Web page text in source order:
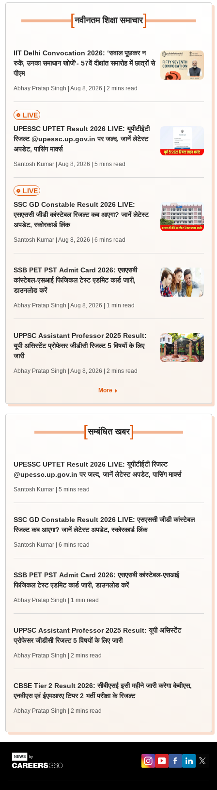
[नवीनतम शिक्षा समाचार]
IIT Delhi Convocation 2026: ‘सवाल पूछकर न
रुकें, उनका समाधान खोजें’- 57वें दीक्षांत समारोह में छात्रों से
पीएम
Abhay Pratap Singh | Aug 8, 2026 | 2 mins read
LIVE
UPESSC UPTET Result 2026 LIVE: यूपीटीईटी
रिजल्ट @upessc.up.gov.in पर जल्द, जानें लेटेस्ट
अपडेट, पासिंग मार्क्स
Santosh Kumar | Aug 8, 2026 | 5 mins read
LIVE
SSC GD Constable Result 2026 LIVE:
एसएससी जीडी कांस्टेबल रिजल्ट कब आएगा? जानें लेटेस्ट
अपडेट, स्कोरकार्ड लिंक
Santosh Kumar | Aug 8, 2026 | 6 mins read
SSB PET PST Admit Card 2026: एसएसबी
कांस्टेबल-एसआई फिजिकल टेस्ट एडमिट कार्ड जारी,
डाउनलोड करें
Abhay Pratap Singh | Aug 8, 2026 | 1 min read
UPPSC Assistant Professor 2025 Result:
यूपी असिस्टेंट प्रोफेसर जीडीसी रिजल्ट 5 विषयों के लिए
जारी
Abhay Pratap Singh | Aug 8, 2026 | 2 mins read
More
[सम्बंधित खबर]
UPESSC UPTET Result 2026 LIVE: यूपीटीईटी रिजल्ट
@upessc.up.gov.in पर जल्द, जानें लेटेस्ट अपडेट, पासिंग मार्क्स
Santosh Kumar | 5 mins read
SSC GD Constable Result 2026 LIVE: एसएससी जीडी कांस्टेबल
रिजल्ट कब आएगा? जानें लेटेस्ट अपडेट, स्कोरकार्ड लिंक
Santosh Kumar | 6 mins read
SSB PET PST Admit Card 2026: एसएसबी कांस्टेबल-एसआई
फिजिकल टेस्ट एडमिट कार्ड जारी, डाउनलोड करें
Abhay Pratap Singh | 1 min read
UPPSC Assistant Professor 2025 Result: यूपी असिस्टेंट
प्रोफेसर जीडीसी रिजल्ट 5 विषयों के लिए जारी
Abhay Pratap Singh | 2 mins read
CBSE Tier 2 Result 2026: सीबीएसई इसी महीने जारी करेगा केवीएस,
एनवीएस एवं ईएमआरए टियर 2 भर्ती परीक्षा के रिजल्ट
Abhay Pratap Singh | 2 mins read